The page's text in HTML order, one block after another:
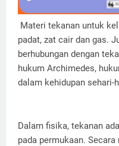
Materi tekanan untuk
padat, zat cair dan gas.
berhubungan dengan
hukum Archimedes,
dalam kehidupan sehari-
Dalam fisika, tekanan
pada permukaan.